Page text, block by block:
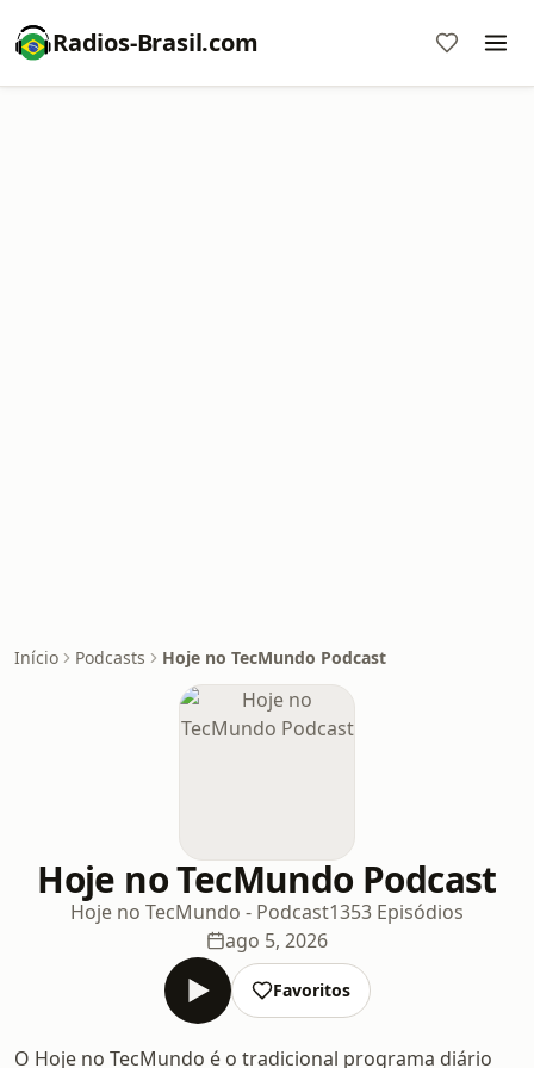
Radios-Brasil.com
Início Podcasts Hoje no TecMundo Podcast
Hoje no TecMundo Podcast
Hoje no TecMundo - Podcast1353 Episódios
ago 5, 2026
Favoritos
O Hoje no TecMundo é o tradicional programa diário